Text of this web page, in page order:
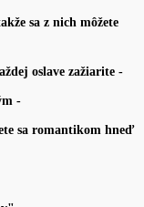
sa z nich môžete
oslave zažiarite -
-
sa romantikom hneď